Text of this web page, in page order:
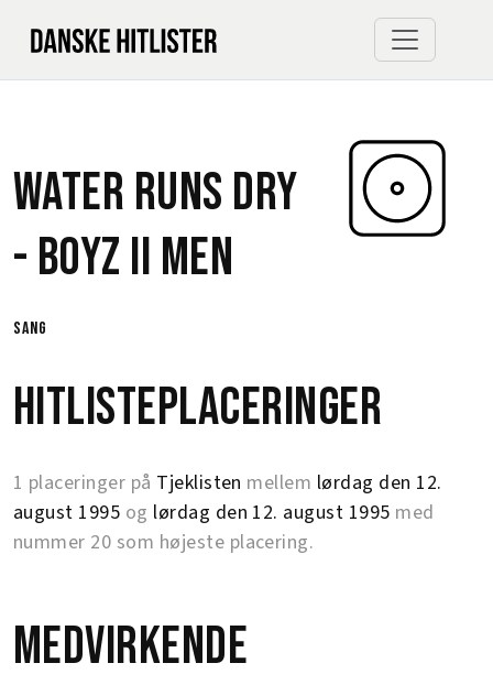
Water Runs Dry
- Boyz II Men
sang
Hitlisteplaceringer
1 placeringer på Tjeklisten mellem lørdag den 12.
august 1995 og lørdag den 12. august 1995 med
nummer 20 som højeste placering.
Medvirkende